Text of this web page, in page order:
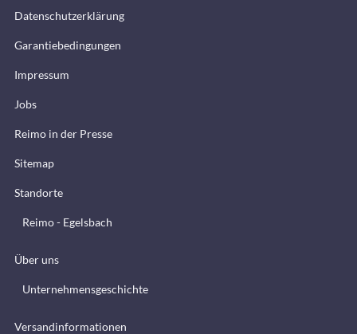
Datenschutzerklärung
Garantiebedingungen
Impressum
Jobs
Reimo in der Presse
Sitemap
Standorte
Reimo - Egelsbach
Über uns
Unternehmensgeschichte
Versandinformationen